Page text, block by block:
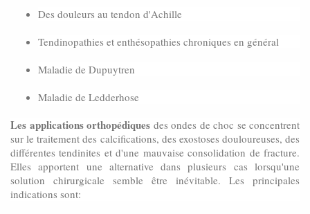
Des douleurs au tendon d'Achille
Tendinopathies et enthésopathies chroniques en général
Maladie de Dupuytren
Maladie de Ledderhose
Les applications orthopédiques des ondes de choc se concentrent
sur le traitement des calcifications, des exostoses douloureuses, des
différentes tendinites et d'une mauvaise consolidation de fracture.
Elles apportent une alternative dans plusieurs cas lorsqu'une
solution chirurgicale semble être inévitable. Les principales
indications sont: